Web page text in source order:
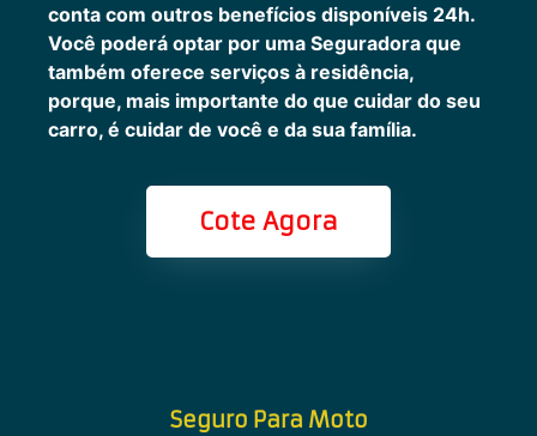
conta com outros benefícios disponíveis 24h.
Você poderá optar por uma Seguradora que
também oferece serviços à residência,
porque, mais importante do que cuidar do seu
carro, é cuidar de você e da sua família.
Cote Agora
Seguro Para Moto